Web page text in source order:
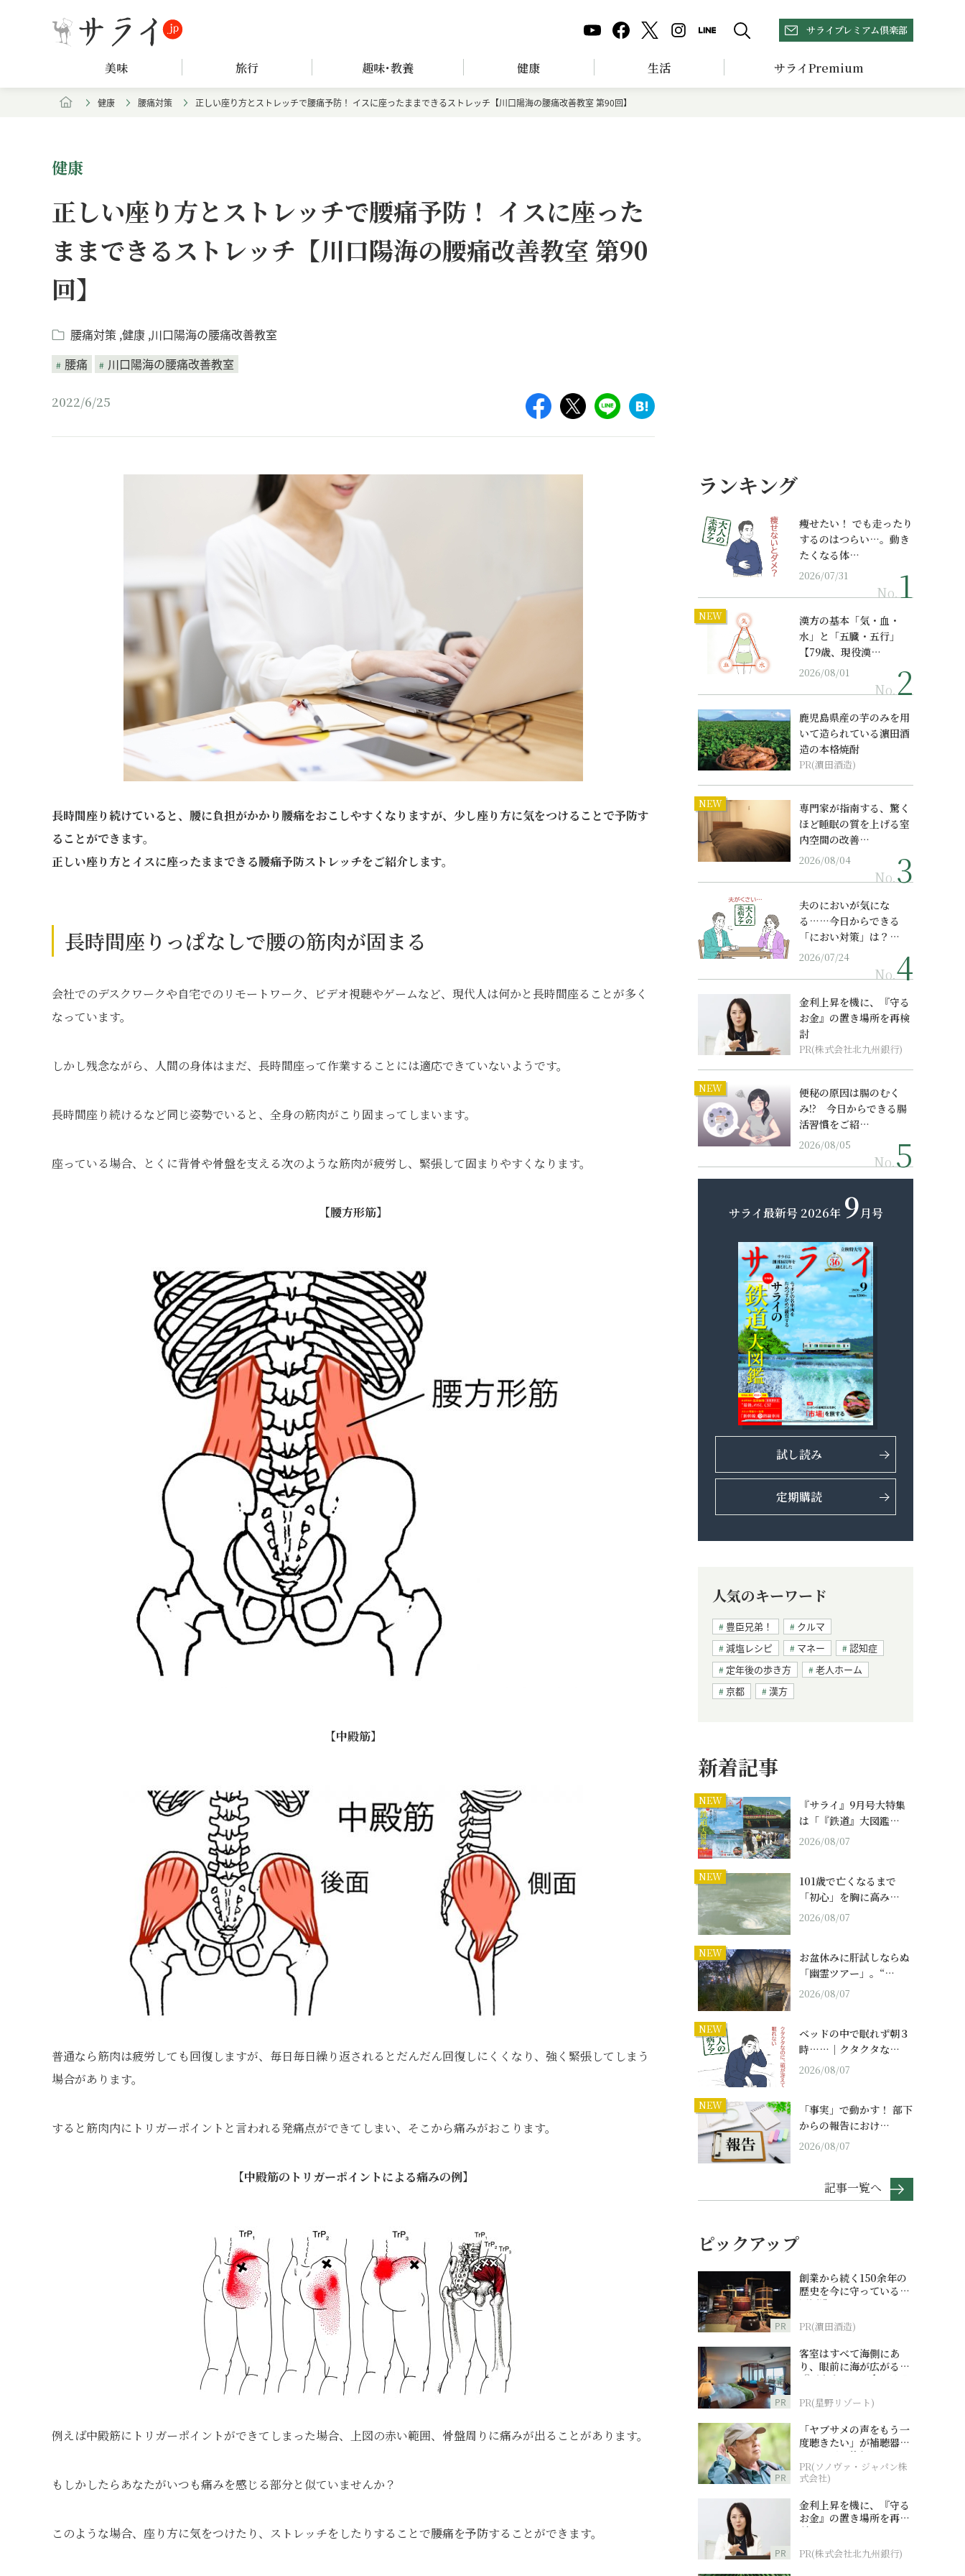
サライプレミアム倶楽部
美味 旅行 趣味･教養 健康 生活 サライPremium
健康 腰痛対策 正しい座り方とストレッチで腰痛予防！ イスに座ったままできるストレッチ【川口陽海の腰痛改善教室 第90回】
健康
正しい座り方とストレッチで腰痛予防！ イスに座った
ままできるストレッチ【川口陽海の腰痛改善教室 第90
回】
腰痛対策 健康 川口陽海の腰痛改善教室
腰痛
川口陽海の腰痛改善教室
2022/6/25
長時間座り続けていると、腰に負担がかかり腰痛をおこしやすくなりますが、少し座り方に気をつけることで予防す
ることができます。
正しい座り方とイスに座ったままできる腰痛予防ストレッチをご紹介します。
長時間座りっぱなしで腰の筋肉が固まる
会社でのデスクワークや自宅でのリモートワーク、ビデオ視聴やゲームなど、現代人は何かと長時間座ることが多く
なっています。
しかし残念ながら、人間の身体はまだ、長時間座って作業することには適応できていないようです。
長時間座り続けるなど同じ姿勢でいると、全身の筋肉がこり固まってしまいます。
座っている場合、とくに背骨や骨盤を支える次のような筋肉が疲労し、緊張して固まりやすくなります。
【腰方形筋】
【中殿筋】
普通なら筋肉は疲労しても回復しますが、毎日毎日繰り返されるとだんだん回復しにくくなり、強く緊張してしまう
場合があります。
すると筋肉内にトリガーポイントと言われる発痛点ができてしまい、そこから痛みがおこります。
【中殿筋のトリガーポイントによる痛みの例】
例えば中殿筋にトリガーポイントができてしまった場合、上図の赤い範囲、骨盤周りに痛みが出ることがあります。
もしかしたらあなたがいつも痛みを感じる部分と似ていませんか？
このような場合、座り方に気をつけたり、ストレッチをしたりすることで腰痛を予防することができます。
ランキング
痩せたい！ でも走ったり
するのはつらい…。動き
たくなる体…
2026/07/31
No.
NEW
漢方の基本「気・血・
水」と「五臓・五行」
【79歳、現役漢…
2026/08/01
No.
鹿児島県産の芋のみを用
いて造られている濵田酒
造の本格焼酎
PR(濵田酒造)
NEW
専門家が指南する、驚く
ほど睡眠の質を上げる室
内空間の改善…
2026/08/04
No.
夫のにおいが気にな
る……今日からできる
「におい対策」は？…
2026/07/24
No.
金利上昇を機に、『守る
お金』の置き場所を再検
討
PR(株式会社北九州銀行)
NEW
便秘の原因は腸のむく
み!? 今日からできる腸
活習慣をご紹…
2026/08/05
No.
サライ最新号 2026年 9月号
試し読み
定期購読
人気のキーワード
豊臣兄弟！
クルマ
減塩レシピ
マネー
認知症
定年後の歩き方
老人ホーム
京都
漢方
新着記事
NEW
『サライ』9月号大特集
は「『鉄道』大図鑑…
2026/08/07
NEW
101歳で亡くなるまで
「初心」を胸に高み…
2026/08/07
NEW
お盆休みに肝試しならぬ
「幽霊ツアー」。“…
2026/08/07
NEW
ベッドの中で眠れず朝３
時……｜クタクタな…
2026/08/07
NEW
「事実」で動かす！ 部下
からの報告におけ…
2026/08/07
記事一覧へ
ピックアップ
PR
創業から続く150余年の
歴史を今に守っている濵
田酒造
PR(濵田酒造)
PR
客室はすべて海側にあ
り、眼前に海が広がる
『西表島ホテル by 星野
PR(星野リゾート)
PR
「ヤブサメの声をもう一
度聴きたい」が補聴器チ
ャレンジの後押しに
PR(ソノヴァ・ジャパン株
式会社)
PR
金利上昇を機に、『守る
お金』の置き場所を再検
討
PR(株式会社北九州銀行)